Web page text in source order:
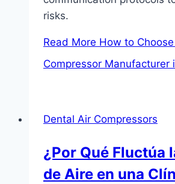
risks.
Read More How to
Compressor Manufacturer
Dental Air Compressors
¿Por Qué Fluctúa
de Aire en una